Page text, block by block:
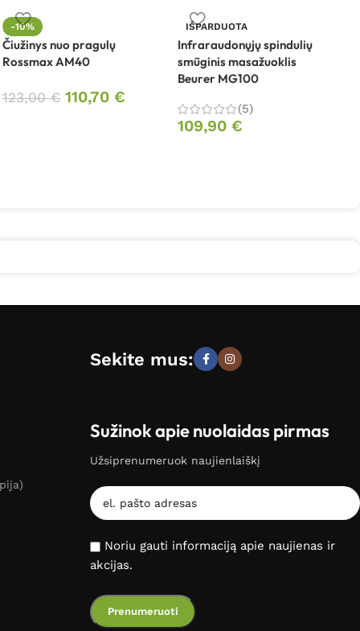
-10%
Čiužinys nuo pragulų
Rossmax AM40
123,00€ 110,70€
IŠPARDUOTA
Infraraudonųjų spindulių
smūginis masažuoklis
Beurer MG100
(5)
109,90 €
Sekite mus:
Sužinok apie nuolaidas pirmas
Užsiprenumeruok naujienlaiškį
Noriu gauti informaciją apie naujienas ir
akcijas.